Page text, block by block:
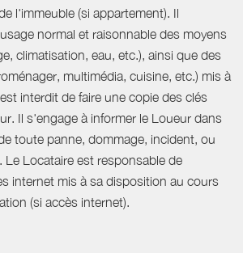
l'immeuble (si appartement). Il
normal et raisonnable des moyens
climatisation, eau, etc.), ainsi que des
multimédia, cuisine, etc.) mis à
interdit de faire une copie des clés
Il s'engage à informer le Loueur dans
toute panne, dommage, incident, ou
Locataire est responsable de
internet mis à sa disposition au cours
(si accès internet).